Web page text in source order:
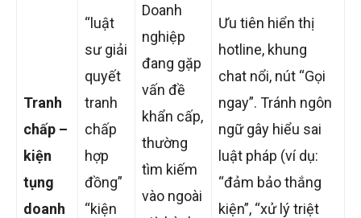
Tranh
chấp –
kiện
tụng
doanh
“luật
sư giải
quyết
tranh
chấp
hợp
đồng”
“kiện
Doanh
nghiệp
đang gặp
vấn đề
khẩn cấp,
thường
tìm kiếm
vào ngoài
Ưu tiên hiển thị
hotline, khung
chat nổi, nút “Gọi
ngay”. Tránh ngôn
ngữ gây hiểu sai
luật pháp (ví dụ:
“đảm bảo thắng
kiện”, “xử lý triệt